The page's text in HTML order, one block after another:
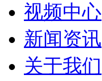
视频中心
新闻资讯
关于我们